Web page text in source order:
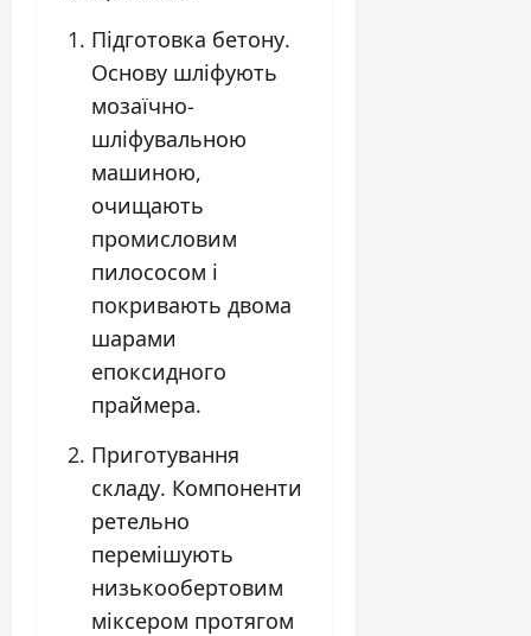
Підготовка бетону.
Основу шліфують
мозаїчно-
шліфувальною
машиною,
очищають
промисловим
пилососом і
покривають двома
шарами
епоксидного
праймера.
Приготування
складу. Компоненти
ретельно
перемішують
низькообертовим
міксером протягом